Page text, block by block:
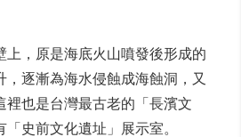
上，原是海底火山噴發後形成的
逐漸為海水侵蝕成海蝕洞，又
裡也是台灣最古老的「長濱文
史前文化遺址」展示室。